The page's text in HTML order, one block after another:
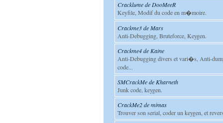
Cracklume de DooMeeR
Keyfile, Modif du code en m�moire.
Crackme3 de Mars
Anti-Debugging, Bruteforce, Keygen.
Crackme4 de Kaine
Anti-Debugging divers et vari�s, Anti-
code...
SMCrackMe de Kharneth
Junk code, keygen.
CrackMe2 de mimas
Trouver son serial, coder un keygen, et